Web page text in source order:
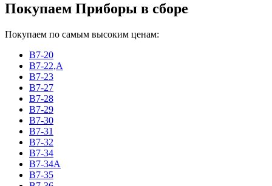
Покупаем Приборы в сборе
Покупаем по самым высоким ценам:
В7-20
В7-22,А
В7-23
В7-27
В7-28
В7-29
В7-30
В7-31
В7-32
В7-34
В7-34А
В7-35